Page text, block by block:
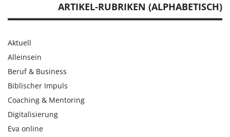
ARTIKEL-RUBRIKEN (ALPHABETISCH)
Aktuell
Alleinsein
Beruf & Business
Biblischer Impuls
Coaching & Mentoring
Digitalisierung
Eva online